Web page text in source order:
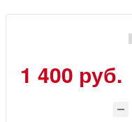
1 400 руб.